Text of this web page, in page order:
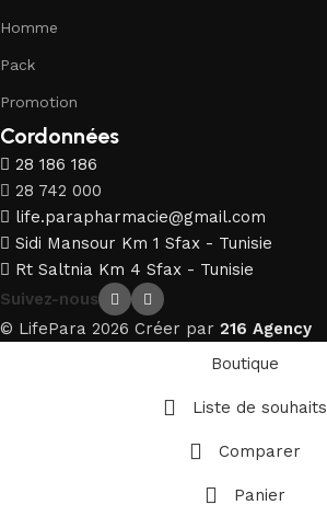
Homme
Pack
Promotion
Cordonnées
28 186 186
28 742 000
life.parapharmacie@gmail.com
Sidi Mansour Km 1 Sfax - Tunisie
Rt Saltnia Km 4 Sfax - Tunisie
Suivez-nous
© LifePara 2026 Créer par 216 Agency
Boutique
Liste de souhaits
Comparer
Panier